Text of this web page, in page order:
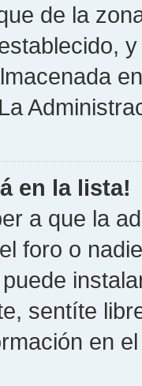
de la
en la lista!
a que la
foro o
sentíte
en